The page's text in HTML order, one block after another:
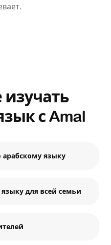
с Amal
языку
для всей семьи